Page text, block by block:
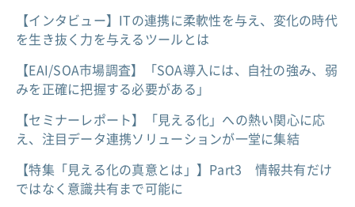
【インタビュー】ITの連携に柔軟性を与え、変化の時代
を生き抜く力を与えるツールとは
【EAI/SOA市場調査】「SOA導入には、自社の強み、弱
みを正確に把握する必要がある」
【セミナーレポート】「見える化」への熱い関心に応
え、注目データ連携ソリューションが一堂に集結
【特集「見える化の真意とは」】Part3 情報共有だけ
ではなく意識共有まで可能に